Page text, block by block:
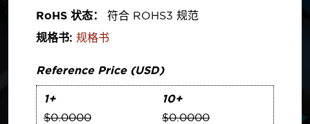
RoHS 状态：
符合 ROHS3 规范
规格书: 规格书
Reference Price (USD)
1+
$0.0000
10+
$0.0000